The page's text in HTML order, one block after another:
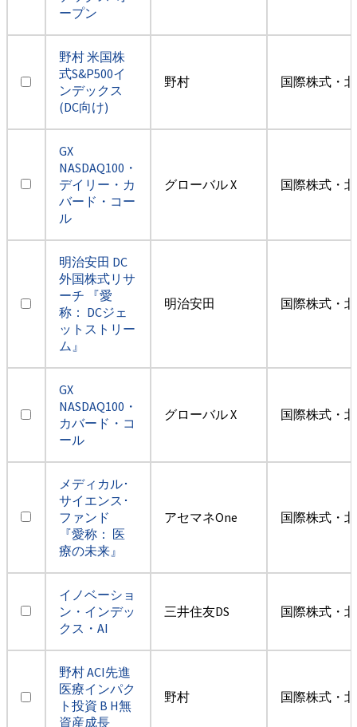
ープン
野村 米国株
式S&P500イ
ンデックス
(DC向け)
野村 国際株式・
GX
NASDAQ100・
デイリー・カ
バード・コー
ル
グローバル X 国際株式・
明治安田 DC
外国株式リサ
ーチ 『愛
称： DCジェ
ットストリー
ム』
明治安田 国際株式・
GX
NASDAQ100・
カバード・コ
ール
グローバル X 国際株式・
メディカル･
サイエンス･
ファンド
『愛称： 医
療の未来』
アセマネOne 国際株式・
イノベーショ
ン・インデッ
クス・AI
三井住友DS 国際株式・
野村 ACI先進
医療インパク
ト投資 B H無
資産成長
野村 国際株式・